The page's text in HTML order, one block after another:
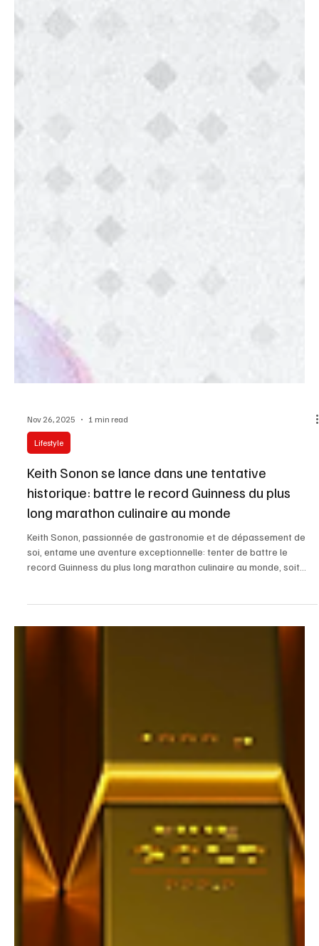
Nov 26, 2025 1 min read
Lifestyle
Keith Sonon se lance dans une tentative
Keith Sonon, passionnée de gastronomie et de dépassement de
instant de cette performance